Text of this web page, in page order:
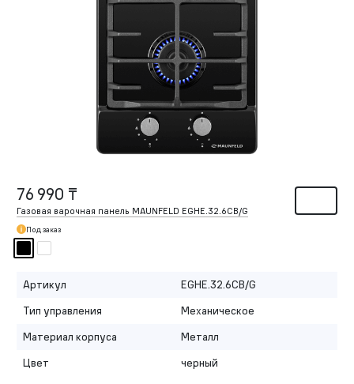
76 990 ₸
Газовая варочная панель MAUNFELD EGHE.32.6CB/G
Под заказ
Артикул
EGHE.32.6CB/G
Тип управления
Механическое
Материал корпуса
Металл
Цвет
черный